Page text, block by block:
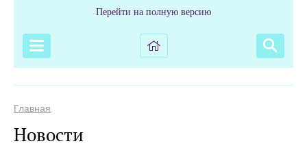
Перейти на полную версию
Главная
Новости